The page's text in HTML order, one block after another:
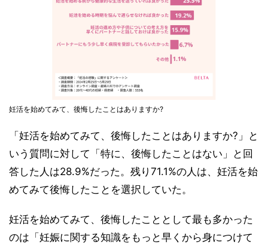
妊活を始めてみて、後悔したことはありますか?
「妊活を始めてみて、後悔したことはありますか?」と
いう質問に対して「特に、後悔したことはない」と回
答した人は28.9%だった。残り71.1%の人は、妊活を始
めてみて後悔したことを選択していた。
妊活を始めてみて、後悔したこととして最も多かった
のは「妊娠に関する知識をもっと早くから身につけて